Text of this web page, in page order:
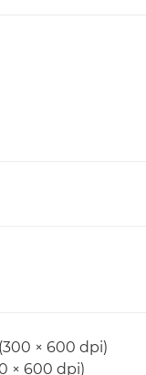
× 600 dpi)
× 600 dpi)